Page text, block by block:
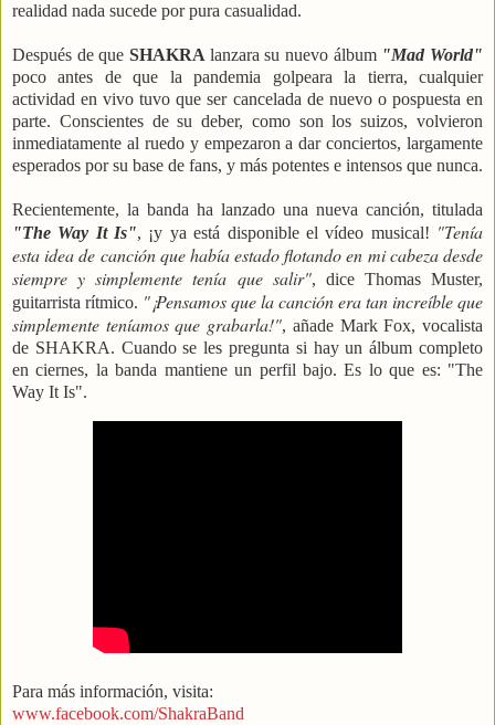
realidad nada sucede por pura casualidad.
Después de que SHAKRA lanzara su nuevo álbum "Mad World"
poco antes de que la pandemia golpeara la tierra, cualquier
actividad en vivo tuvo que ser cancelada de nuevo o pospuesta en
parte. Conscientes de su deber, como son los suizos, volvieron
inmediatamente al ruedo y empezaron a dar conciertos, largamente
esperados por su base de fans, y más potentes e intensos que nunca.
Recientemente, la banda ha lanzado una nueva canción, titulada
"The Way It Is", ¡y ya está disponible el vídeo musical! "Tenía
esta idea de canción que había estado flotando en mi cabeza desde
siempre y simplemente tenía que salir", dice Thomas Muster,
guitarrista rítmico. "¡Pensamos que la canción era tan increíble que
simplemente teníamos que grabarla!", añade Mark Fox, vocalista
de SHAKRA. Cuando se les pregunta si hay un álbum completo
en ciernes, la banda mantiene un perfil bajo. Es lo que es: "The
Way It Is".
Para más información, visita:
www.facebook.com/ShakraBand